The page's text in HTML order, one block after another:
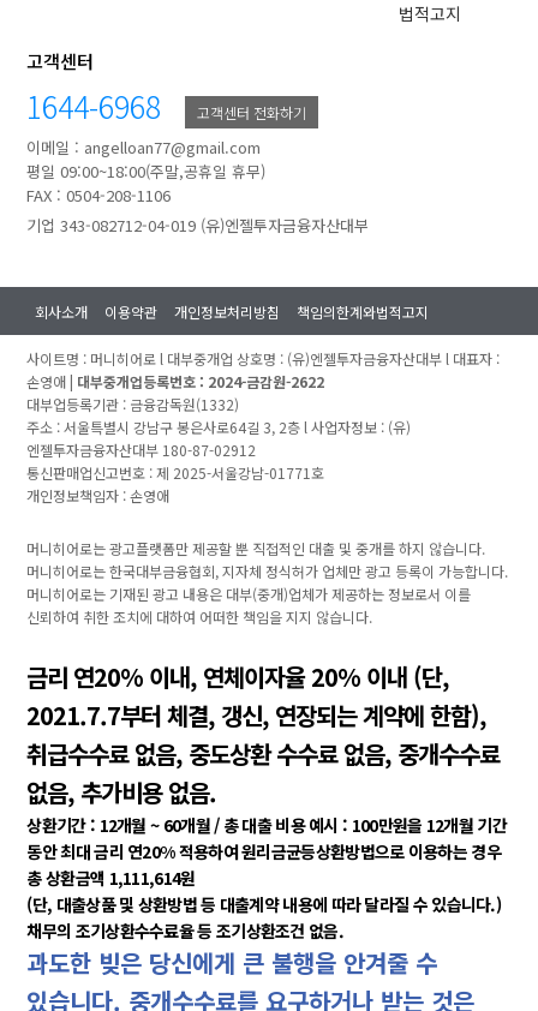
법적고지
고객센터
1644-6968 고객센터 전화하기
이메일 : angelloan77@gmail.com
평일 09:00~18:00(주말,공휴일 휴무)
FAX : 0504-208-1106
기업 343-082712-04-019 (유)엔젤투자금융자산대부
회사소개 이용약관 개인정보처리방침 책임의한계와법적고지
사이트명 : 머니히어로 l 대부중개업 상호명 : (유)엔젤투자금융자산대부 l 대표자 :
손영애 | 대부중개업등록번호 : 2024-금감원-2622
대부업등록기관 : 금융감독원(1332)
주소 : 서울특별시 강남구 봉은사로64길 3, 2층 l 사업자정보 : (유)
엔젤투자금융자산대부 180-87-02912
통신판매업신고번호 : 제 2025-서울강남-01771호
개인정보책임자 : 손영애
머니히어로는 광고플랫폼만 제공할 뿐 직접적인 대출 및 중개를 하지 않습니다.
머니히어로는 한국대부금융협회, 지자체 정식허가 업체만 광고 등록이 가능합니다.
머니히어로는 기재된 광고 내용은 대부(중개)업체가 제공하는 정보로서 이를
신뢰하여 취한 조치에 대하여 어떠한 책임을 지지 않습니다.
금리 연20% 이내, 연체이자율 20% 이내 (단,
2021.7.7부터 체결, 갱신, 연장되는 계약에 한함),
취급수수료 없음, 중도상환 수수료 없음, 중개수수료
없음, 추가비용 없음.
상환기간 : 12개월 ~ 60개월 / 총 대출 비용 예시 : 100만원을 12개월 기간
동안 최대 금리 연20% 적용하여 원리금균등상환방법으로 이용하는 경우
총 상환금액 1,111,614원
(단, 대출상품 및 상환방법 등 대출계약 내용에 따라 달라질 수 있습니다.)
채무의 조기상환수수료율 등 조기상환조건 없음.
과도한 빚은 당신에게 큰 불행을 안겨줄 수
있습니다. 중개수수료를 요구하거나 받는 것은